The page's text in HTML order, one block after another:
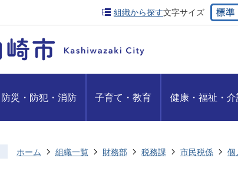
組織から探す文字サイズ
防災・防犯・消防 子育て・教育 健康・福祉・
ホーム 組織一覧 財務部 税務課 市民税係 個